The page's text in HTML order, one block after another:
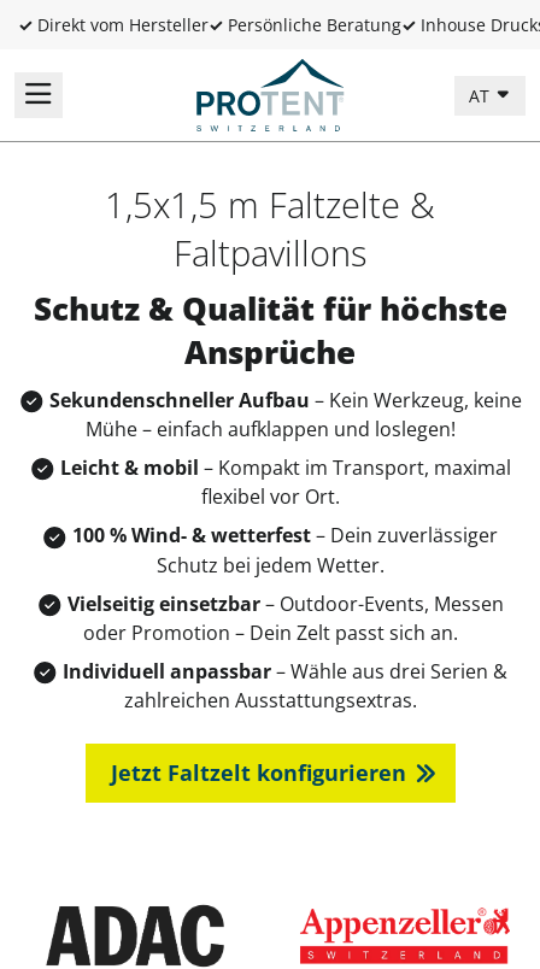
✓ Direkt vom Hersteller✓ Persönliche Beratung✓ Inhouse
AT
1,5x1,5 m Faltzelte &
Faltpavillons
Schutz & Qualität für höchste
Ansprüche
Sekundenschneller Aufbau – Kein Werkzeug, keine
Mühe – einfach aufklappen und loslegen!
Leicht & mobil – Kompakt im Transport, maximal
flexibel vor Ort.
100 % Wind- & wetterfest– Dein zuverlässiger
Schutz bei jedem Wetter.
Vielseitig einsetzbar– Outdoor-Events, Messen
oder Promotion – Dein Zelt passt sich an.
Individuell anpassbar– Wähle aus drei Serien &
zahlreichen Ausstattungsextras.
Jetzt Faltzelt konfigurieren